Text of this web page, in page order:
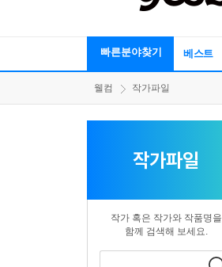
빠른분야찾기 베스트
웰컴 작가파일
작가파일
작가 혹은 작가와 작품명을
함께 검색해 보세요.